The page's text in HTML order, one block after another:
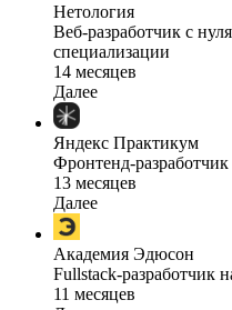
Нетология
Веб-разработчик с
специализации
14 месяцев
Далее
Яндекс Практикум
Фронтенд-
13 месяцев
Далее
Академия Эдюсон
Fullstack-разработчик
11 месяцев